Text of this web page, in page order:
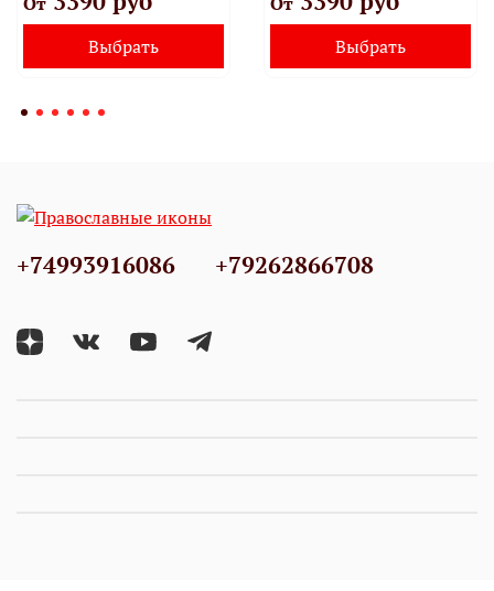
Выбрать Выбрать
+74993916086 +79262866708